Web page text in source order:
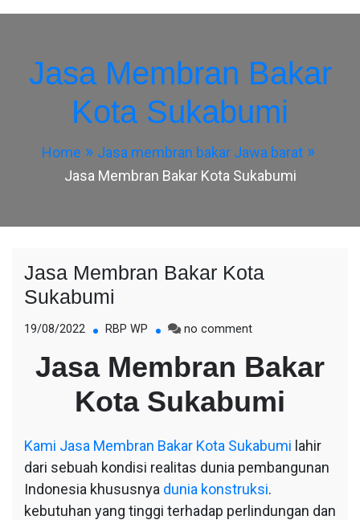
Jasa Membran Bakar
Kota Sukabumi
Home
Jasa membran bakar Jawa barat
Jasa Membran Bakar Kota Sukabumi
Jasa Membran Bakar Kota
Sukabumi
19/08/2022 RBP WP no commenton
Membran
Bakar
Kota
Sukabumi
Jasa Membran Bakar
Kota Sukabumi
Kami Jasa Membran Bakar Kota Sukabumi lahir
dari sebuah kondisi realitas dunia pembangunan
Indonesia khususnya dunia konstruksi.
kebutuhan yang tinggi terhadap perlindungan dan